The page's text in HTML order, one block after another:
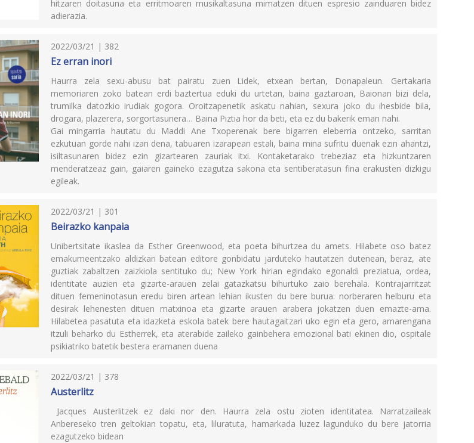
hitzaren doitasuna eta erritmoaren musikaltasuna mimatzen dituen espresio zainduaren bidez
adierazia.
2022/03/21 | 382
Ez erran inori
Haurra zela sexu-abusu bat pairatu zuen Lidek, etxean bertan, Donapaleun. Gertakaria
memoriaren zoko batean erdi baztertua eduki du urtetan, baina gaztaroan, Baionan bizi dela,
trumilka datozkio irudiak gogora. Oroitzapenetik askatu nahian, sexura joko du ihesbide bila,
drogara, plazerera, sorgortasunera… Baina Piztia hor da beti, eta ez du bakerik eman nahi.
Gai mingarria hautatu du Maddi Ane Txoperenak bere bigarren eleberria ontzeko, sarritan
ezkutuan gorde nahi izan dena, tabuaren izarapean estali, baina mina sufritu duenak ezin ahantzi,
isiltasunaren bidez ezin gizartearen zauriak itxi. Kontaketarako trebeziaz eta hizkuntzaren
menderatzeaz gain, gaiaren gaineko ezagutza sakona eta sentiberatasun fina erakusten dizkigu
egileak.
2022/03/21 | 301
Beirazko kanpaia
Unibertsitate ikaslea da Esther Greenwood, eta poeta bihurtzea du amets. Hilabete oso batez
emakumeentzako aldizkari batean editore gonbidatu jarduteko hautatzen dutenean, beraz, ate
guztiak zabaltzen zaizkiola sentituko du; New York hirian egindako egonaldi preziatua, ordea,
identitate auzien eta gizarte-arauen zelai gatazkatsu bihurtuko zaio berehala. Kontrajarritzat
dituen femeninotasun eredu biren artean lehian ikusten du bere burua: norberaren helburu eta
desirak lehenesten dituen matxinoa eta gizarte arauen arabera jokatzen duen emazte-ama.
Hilabetea pasatuta eta idazketa eskola batek bere hautagaitzari uko egin eta gero, amarengana
itzuli beharko du Estherrek, eta aterabide zaileko gainbehera emozional bati ekinen dio, ospitale
psikiatriko batetik bestera eramanen duena
2022/03/21 | 378
Austerlitz
Jacques Austerlitzek ez daki nor den. Haurra zela ostu zioten identitatea. Narratzaileak
Anbereseko tren geltokian topatu, eta, liluratuta, hamarkada luzez lagunduko du bere jatorria
ezagutzeko bidean